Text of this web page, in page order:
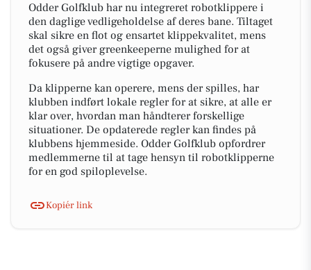
Odder Golfklub har nu integreret robotklippere i
den daglige vedligeholdelse af deres bane. Tiltaget
skal sikre en flot og ensartet klippekvalitet, mens
det også giver greenkeeperne mulighed for at
fokusere på andre vigtige opgaver.
Da klipperne kan operere, mens der spilles, har
klubben indført lokale regler for at sikre, at alle er
klar over, hvordan man håndterer forskellige
situationer. De opdaterede regler kan findes på
klubbens hjemmeside. Odder Golfklub opfordrer
medlemmerne til at tage hensyn til robotklipperne
for en god spiloplevelse.
Kopiér link